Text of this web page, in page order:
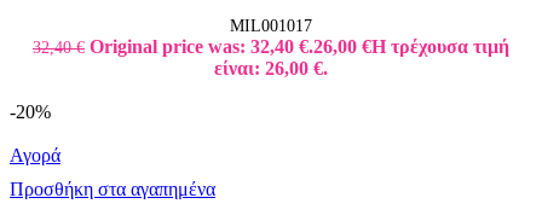
MIL001017
32,40€ Original price was: 32,40 €.26,00 €Η τρέχουσα τιμή
είναι: 26,00 €.
-20%
Αγορά
Προσθήκη στα αγαπημένα